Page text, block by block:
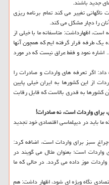
جدید باشند.
تغییر می كند تمام برنامه ریزی
را دچار مشكل می كند.
اظهارداشت: متاسفانه ما با خیلی از
یك طرفه قرار گرفته ایم كه همچون آنها
اشاره نمود و فقط عراق نیست كه در مورد
اگر تعرفه های واردات و صادرات را
از این كشورها به ایران خیلی پایین
كشورها به قدری بالاست كه قابل رقابت
برای واردات است، نه صادرات!
باید در دیپلماسی اقتصادی خود تجدید
سبز برای واردات است، اضافه كرد:
است؛ بعنوان مثال می گویند در
موز داده می گردد. در حالی كه ما
نگاه ویژه ای شود، اظهار داشت: هم